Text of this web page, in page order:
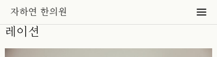
공황에 대처하는 우리의 자세_자하연 큐
레이션